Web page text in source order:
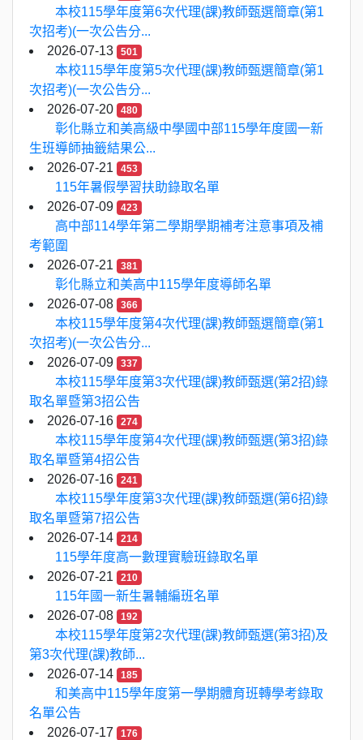
本校115學年度第6次代理(課)教師甄選簡章(第1
次招考)(一次公告分...
2026-07-13
501
本校115學年度第5次代理(課)教師甄選簡章(第1
次招考)(一次公告分...
2026-07-20
480
彰化縣立和美高級中學國中部115學年度國一新
生班導師抽籤結果公...
2026-07-21
453
115年暑假學習扶助錄取名單
2026-07-09
423
高中部114學年第二學期學期補考注意事項及補
考範圍
2026-07-21
381
彰化縣立和美高中115學年度導師名單
2026-07-08
366
本校115學年度第4次代理(課)教師甄選簡章(第1
次招考)(一次公告分...
2026-07-09
337
本校115學年度第3次代理(課)教師甄選(第2招)錄
取名單暨第3招公告
2026-07-16
274
本校115學年度第4次代理(課)教師甄選(第3招)錄
取名單暨第4招公告
2026-07-16
241
本校115學年度第3次代理(課)教師甄選(第6招)錄
取名單暨第7招公告
2026-07-14
214
115學年度高一數理實驗班錄取名單
2026-07-21
210
115年國一新生暑輔編班名單
2026-07-08
192
本校115學年度第2次代理(課)教師甄選(第3招)及
第3次代理(課)教師...
2026-07-14
185
和美高中115學年度第一學期體育班轉學考錄取
名單公告
2026-07-17
176